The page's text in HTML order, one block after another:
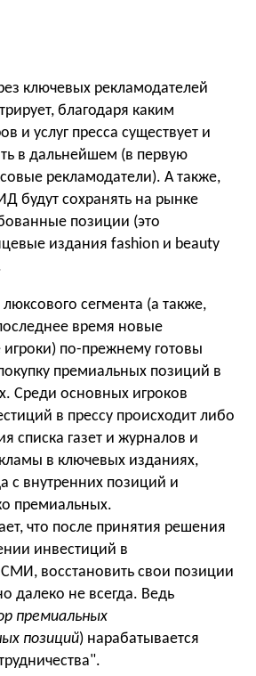
ключевых рекламодателей
благодаря каким
и услуг пресса существует и
в дальнейшем (в первую
рекламодатели). А также,
будут сохранять на рынке
позиции (это
издания fashion и beauty
сегмента (а также,
время новые
по-прежнему готовы
премиальных позиций в
Среди основных игроков
в прессу происходит либо
списка газет и журналов и
в ключевых изданиях,
с внутренних позиций и
премиальных.
что после принятия решения
инвестиций в
восстановить свои позиции
далеко не всегда. Ведь
премиальных
позиций) нарабатывается